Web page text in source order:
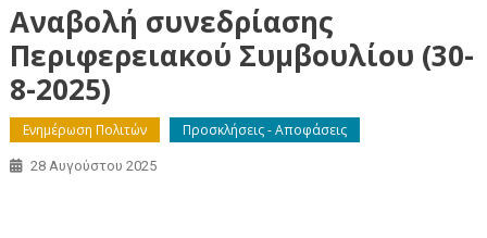
Αναβολή συνεδρίασης
Περιφερειακού Συμβουλίου (30-
8-2025)
Ενημέρωση Πολιτών Προσκλήσεις - Αποφάσεις
28 Αυγούστου 2025